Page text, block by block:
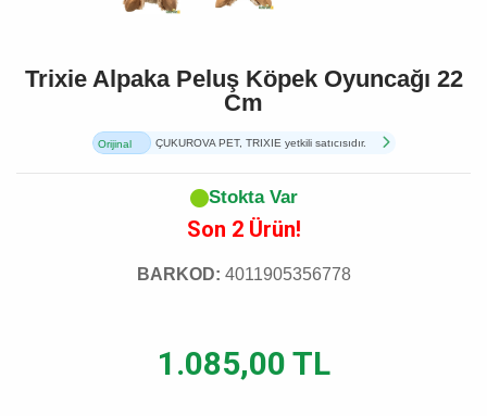
Trixie Alpaka Peluş Köpek Oyuncağı 22
Cm
Orijinal
ÇUKUROVA PET, TRIXIE yetkili satıcısıdır.
Stokta Var
Son 2 Ürün!
BARKOD: 4011905356778
1.085,00 TL